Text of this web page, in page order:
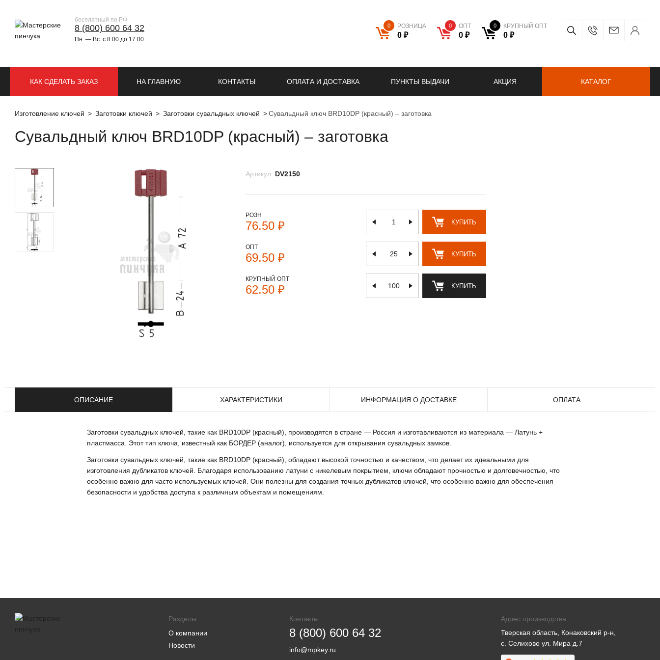
бесплатный по РФ
8 (800) 600 64 32
Пн. — Вс. с 8:00 до 17:00
0 РОЗНИЦА
0 ₽
0 ОПТ
0 ₽
0 КРУПНЫЙ ОПТ
0 ₽
НА ГЛАВНУЮ КОНТАКТЫ ОПЛАТА И ДОСТАВКА ПУНКТЫ ВЫДАЧИ АКЦИЯ
КАК СДЕЛАТЬ ЗАКАЗ КАТАЛОГ
Изготовление ключей Заготовки ключей Заготовки сувальдных ключей Сувальдный ключ BRD10DP (красный) – заготовка
Сувальдный ключ BRD10DP (красный) – заготовка
Артикул: DV2150
РОЗН
76.50 ₽ КУПИТЬ
ОПТ
69.50 ₽ КУПИТЬ
КРУПНЫЙ ОПТ
62.50 ₽ КУПИТЬ
ОПИСАНИЕ ХАРАКТЕРИСТИКИ ИНФОРМАЦИЯ О ДОСТАВКЕ ОПЛАТА
Заготовки сувальдных ключей, такие как BRD10DP (красный), производятся в стране — Россия и изготавливаются из материала — Латунь +
пластмасса. Этот тип ключа, известный как БОРДЕР (аналог), используется для открывания сувальдных замков.
Заготовки сувальдных ключей, такие как BRD10DP (красный), обладают высокой точностью и качеством, что делает их идеальными для
изготовления дубликатов ключей. Благодаря использованию латуни с никелевым покрытием, ключи обладают прочностью и долговечностью, что
особенно важно для часто используемых ключей. Они полезны для создания точных дубликатов ключей, что особенно важно для обеспечения
безопасности и удобства доступа к различным объектам и помещениям.
Разделы
О компании
Новости
Контакты
8 (800) 600 64 32
info@mpkey.ru
Адрес производства
Тверская область, Конаковский р-н,
с. Селихово ул. Мира д.7